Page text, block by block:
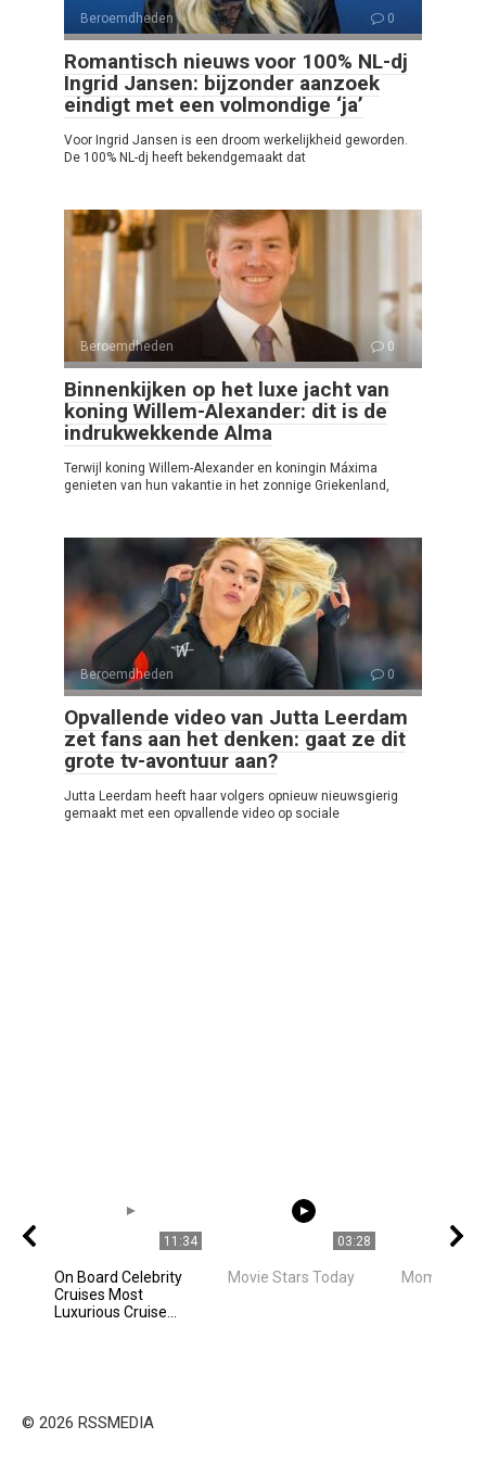
Beroemdheden 0
Romantisch nieuws voor 100% NL-dj
Ingrid Jansen: bijzonder aanzoek
eindigt met een volmondige ‘ja’
Voor Ingrid Jansen is een droom werkelijkheid geworden.
De 100% NL-dj heeft bekendgemaakt dat
Beroemdheden 0
Binnenkijken op het luxe jacht van
koning Willem-Alexander: dit is de
indrukwekkende Alma
Terwijl koning Willem-Alexander en koningin Máxima
genieten van hun vakantie in het zonnige Griekenland,
Beroemdheden 0
Opvallende video van Jutta Leerdam
zet fans aan het denken: gaat ze dit
grote tv-avontuur aan?
Jutta Leerdam heeft haar volgers opnieuw nieuwsgierig
gemaakt met een opvallende video op sociale
11:34
On Board Celebrity
Cruises Most
Luxurious Cruise...
03:28
Movie Stars Today Mom is
© 2026 RSSMEDIA